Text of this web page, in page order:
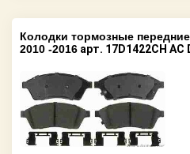
Колодки тормозные
2010 -2016 арт. 17D1422CH AC